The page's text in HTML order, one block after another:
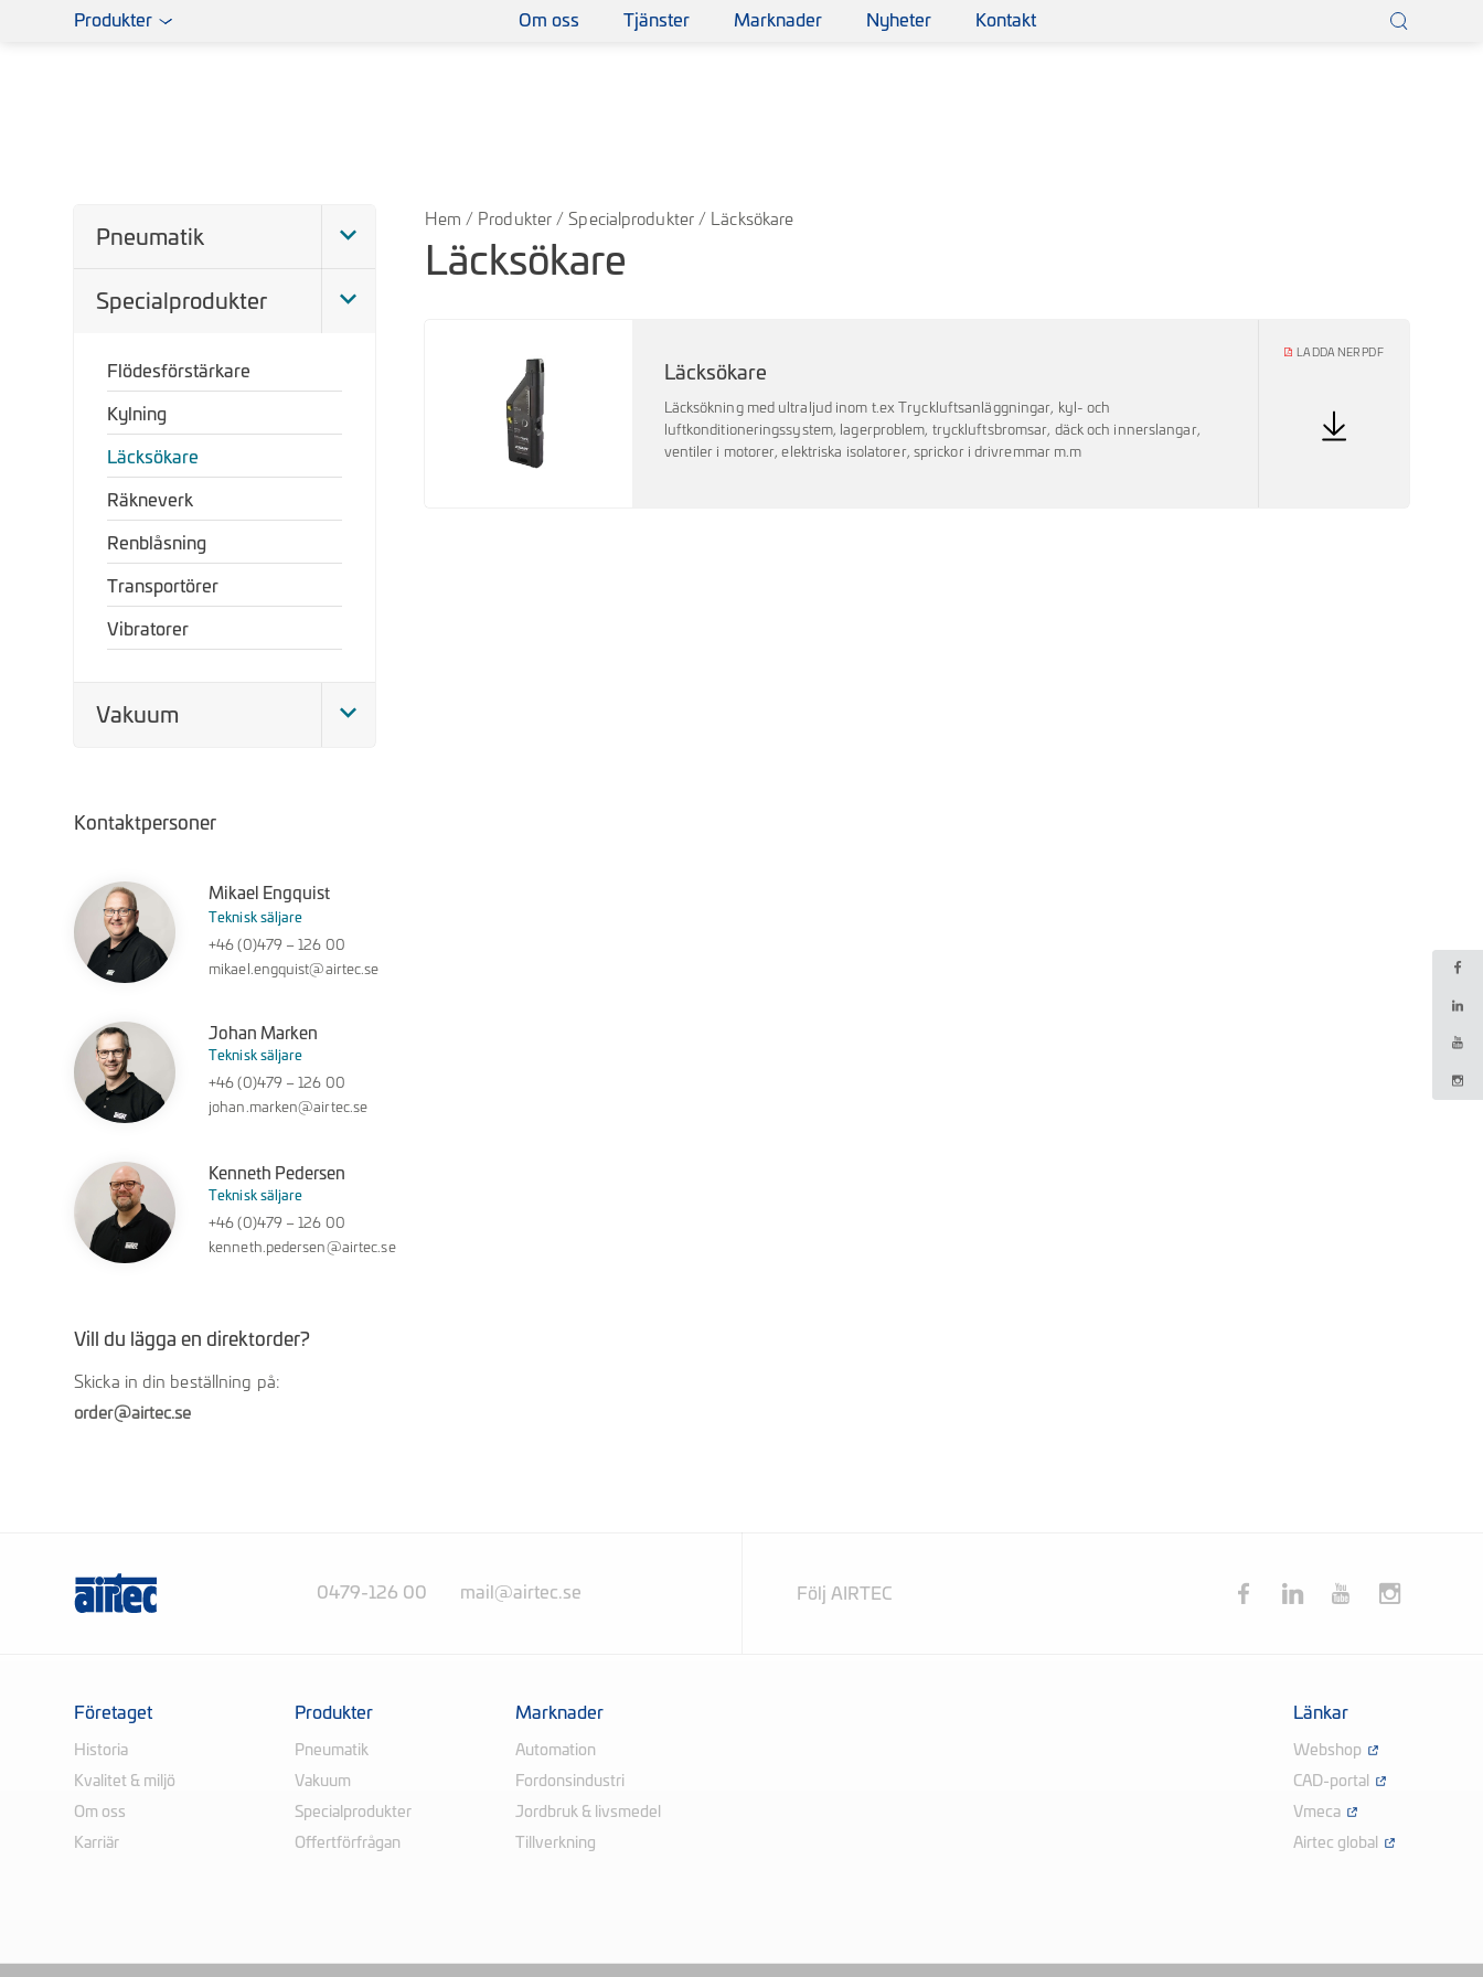
Produkter Om oss Tjänster Marknader Nyheter Kontakt
Hem / Produkter /Specialprodukter/ Läcksökare
Läcksökare
Läcksökare
Läcksökning med ultraljud inom t.ex Tryckluftsanläggningar, kyl- och
luftkonditioneringssystem, lagerproblem, tryckluftsbromsar, däck och innerslangar,
ventiler i motorer, elektriska isolatorer, sprickor i drivremmar m.m
LADDA NER PDF
Pneumatik
Specialprodukter
Flödesförstärkare
Kylning
Läcksökare
Räkneverk
Renblåsning
Transportörer
Vibratorer
Vakuum
Kontaktpersoner
Mikael Engquist
Teknisk säljare
+46 (0)479 – 126 00
mikael.engquist@airtec.se
Johan Marken
Teknisk säljare
+46 (0)479 – 126 00
johan.marken@airtec.se
Kenneth Pedersen
Teknisk säljare
+46 (0)479 – 126 00
kenneth.pedersen@airtec.se
Vill du lägga en direktorder?
Skicka in din beställning på:
order@airtec.se
0479-126 00 mail@airtec.se Följ AIRTEC
Företaget
Historia
Kvalitet & miljö
Om oss
Karriär
Produkter
Pneumatik
Vakuum
Specialprodukter
Offertförfrågan
Marknader
Automation
Fordonsindustri
Jordbruk & livsmedel
Tillverkning
Länkar
Webshop
CAD-portal
Vmeca
Airtec global